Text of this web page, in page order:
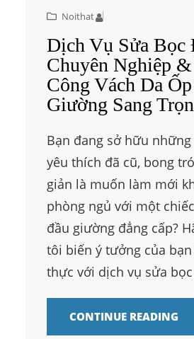
Noithat
Dịch Vụ Sửa Bọc
Chuyên Nghiệp
Công Vách Da
Giường Sang
Bạn đang sở hữu
yêu thích đã cũ, bong
giản là muốn làm mới
phòng ngủ với một
đầu giường đẳng cấp?
tôi biến ý tưởng của
thực với dịch vụ sửa
CONTINUE READING